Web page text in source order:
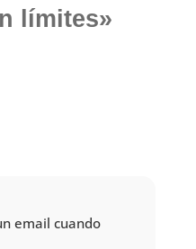
límites»
email cuando